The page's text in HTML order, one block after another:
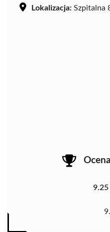
Lokalizacja: Szpitalna
9.25